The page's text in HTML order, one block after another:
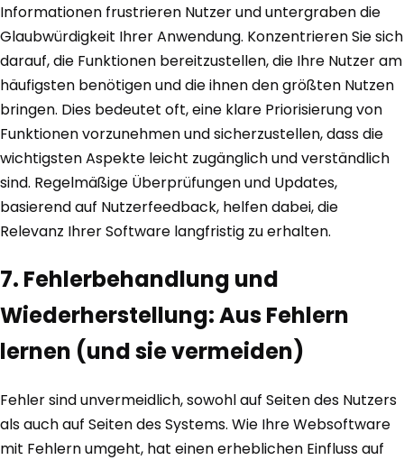
Informationen frustrieren Nutzer und untergraben die
Glaubwürdigkeit Ihrer Anwendung. Konzentrieren Sie sich
darauf, die Funktionen bereitzustellen, die Ihre Nutzer am
häufigsten benötigen und die ihnen den größten Nutzen
bringen. Dies bedeutet oft, eine klare Priorisierung von
Funktionen vorzunehmen und sicherzustellen, dass die
wichtigsten Aspekte leicht zugänglich und verständlich
sind. Regelmäßige Überprüfungen und Updates,
basierend auf Nutzerfeedback, helfen dabei, die
Relevanz Ihrer Software langfristig zu erhalten.
7. Fehlerbehandlung und
Wiederherstellung: Aus Fehlern
lernen (und sie vermeiden)
Fehler sind unvermeidlich, sowohl auf Seiten des Nutzers
als auch auf Seiten des Systems. Wie Ihre Websoftware
mit Fehlern umgeht, hat einen erheblichen Einfluss auf